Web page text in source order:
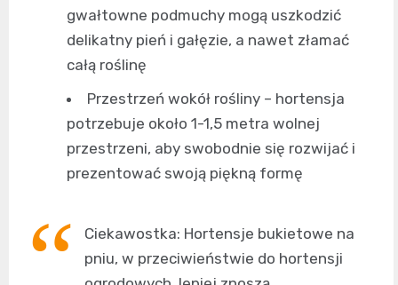
gwałtowne podmuchy mogą uszkodzić
delikatny pień i gałęzie, a nawet złamać
całą roślinę
Przestrzeń wokół rośliny – hortensja
potrzebuje około 1-1,5 metra wolnej
przestrzeni, aby swobodnie się rozwijać i
prezentować swoją piękną formę
Ciekawostka: Hortensje bukietowe na
pniu, w przeciwieństwie do hortensji